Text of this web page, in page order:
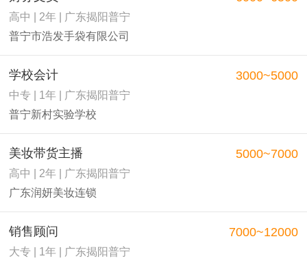
高中 | 2年 | 广东揭阳普宁
普宁市浩发手袋有限公司
学校会计
中专 | 1年 | 广东揭阳普宁
普宁新村实验学校
3000~5000
美妆带货主播
高中 | 2年 | 广东揭阳普宁
广东润妍美妆连锁
5000~7000
销售顾问
大专 | 1年 | 广东揭阳普宁
7000~12000